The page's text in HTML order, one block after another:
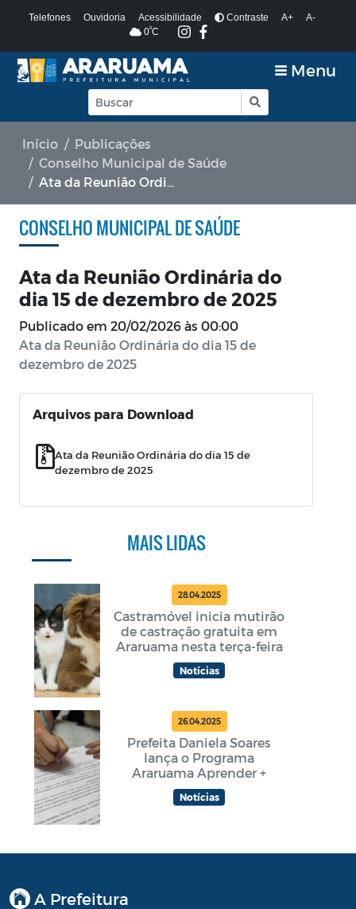
Telefones Ouvidoria Acessibilidade Contraste A+
A-
0ºC
Menu
Início
Publicações
Conselho Municipal de Saúde
Ata da Reunião Ordinária do dia 15 de dezembro de 2025
CONSELHO MUNICIPAL DE SAÚDE
Ata da Reunião Ordinária do
dia 15 de dezembro de 2025
Publicado em 20/02/2026 às 00:00
Ata da Reunião Ordinária do dia 15 de
dezembro de 2025
Arquivos para Download
Ata da Reunião Ordinária do dia 15 de
dezembro de 2025
MAIS LIDAS
28.04.2025
Castramóvel inicia mutirão
de castração gratuita em
Araruama nesta terça-feira
Notícias
26.04.2025
Prefeita Daniela Soares
lança o Programa
Araruama Aprender +
Notícias
A Prefeitura